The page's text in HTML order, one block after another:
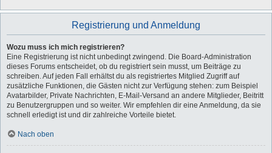
Registrierung und Anmeldung
Wozu muss ich mich registrieren?
Eine Registrierung ist nicht unbedingt zwingend. Die Board-Administration
dieses Forums entscheidet, ob du registriert sein musst, um Beiträge zu
schreiben. Auf jeden Fall erhältst du als registriertes Mitglied Zugriff auf
zusätzliche Funktionen, die Gästen nicht zur Verfügung stehen: zum Beispiel
Avatarbilder, Private Nachrichten, E-Mail-Versand an andere Mitglieder, Beitritt
zu Benutzergruppen und so weiter. Wir empfehlen dir eine Anmeldung, da sie
schnell erledigt ist und dir zahlreiche Vorteile bietet.
Nach oben